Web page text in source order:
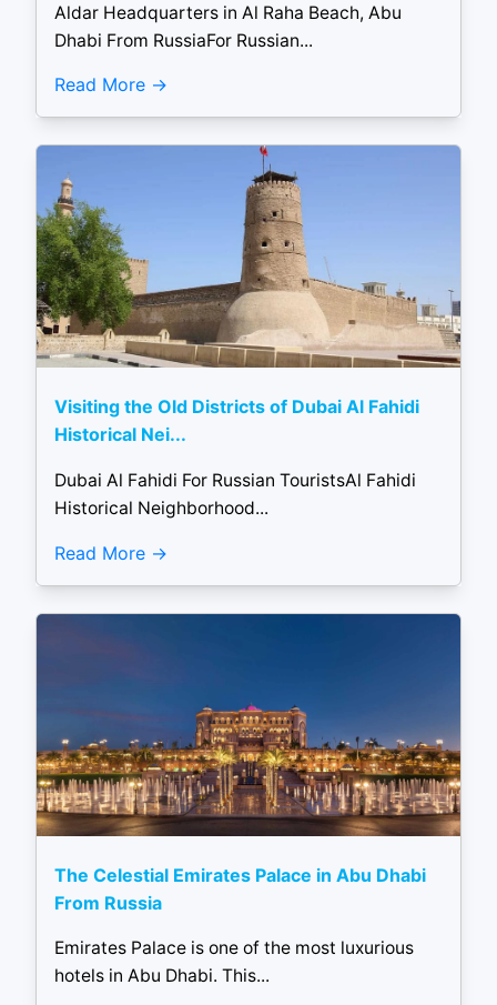
Aldar Headquarters in Al Raha Beach, Abu
Dhabi From RussiaFor Russian...
Read More
Visiting the Old Districts of Dubai Al Fahidi
Historical Nei...
Dubai Al Fahidi For Russian TouristsAl Fahidi
Historical Neighborhood...
Read More
The Celestial Emirates Palace in Abu Dhabi
From Russia
Emirates Palace is one of the most luxurious
hotels in Abu Dhabi. This...